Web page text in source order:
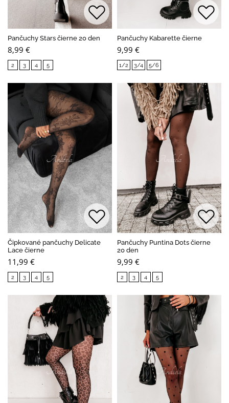
Pančuchy Stars čierne 20 den
8,99 €
2 3 4 5
Pančuchy Kabarette čierne
9,99 €
1/2 3/4 5/6
Čipkované pančuchy Delicate
Lace čierne
11,99 €
2 3 4 5
Pančuchy Puntina Dots čierne
20 den
9,99 €
2 3 4 5